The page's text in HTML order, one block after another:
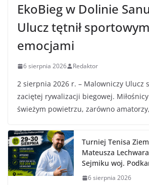
EkoBieg w Dolinie
Ulucz tętnił
emocjami
6 sierpnia 2026 Redaktor
2 sierpnia 2026 r. – Malowniczy Ulucz
zaciętej rywalizacji biegowej.
świeżym powietrzu, zarówno amatorzy,
Turniej Tenisa
Mateusza
Sejmiku woj.
6 sierpnia 2026